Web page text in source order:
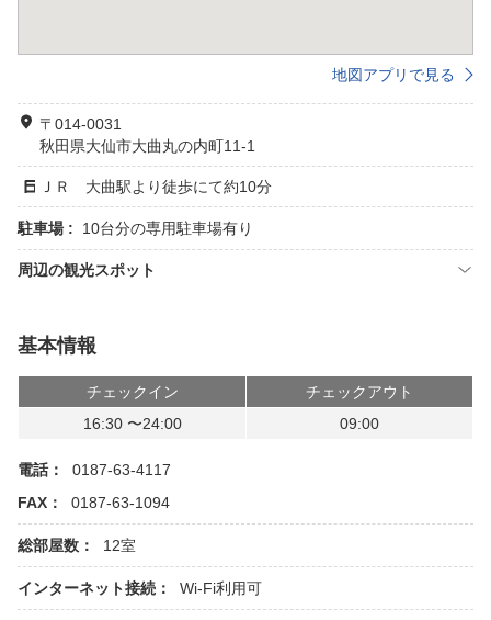
地図アプリで見る
〒014-0031
秋田県大仙市大曲丸の内町11-1
ＪＲ 大曲駅より徒歩にて約10分
駐車場 : 10台分の専用駐車場有り
周辺の観光スポット
基本情報
チェックイン
チェックアウト
16:30 〜24:00
09:00
電話：
0187-63-4117
FAX：
0187-63-1094
総部屋数： 12室
インターネット接続： Wi-Fi利用可